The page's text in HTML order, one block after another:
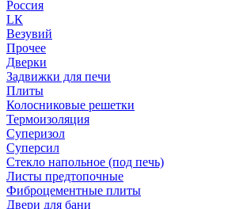
Россия
LК
Везувий
Прочее
Дверки
Задвижки для печи
Плиты
Колосниковые решетки
Термоизоляция
Суперизол
Суперсил
Стекло напольное (под печь)
Листы предтопочные
Фиброцементные плиты
Двери для бани